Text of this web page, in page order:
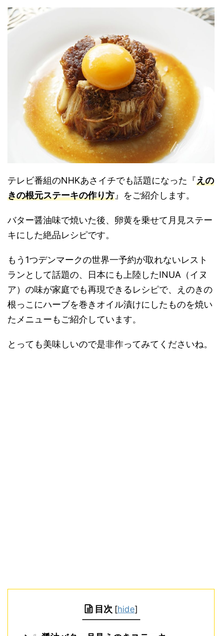
テレビ番組のNHKあさイチでも話題になった『えの
きの根元ステーキの作り方 』をご紹介します。
バター醤油味で焼いた後、卵黄を乗せて月見ステー
キにした絶品レシピです。
もう1つデンマークの世界一予約が取れないレスト
ランとして話題の、日本にも上陸したINUA（イヌ
ア）の味が家庭でも再現できるレシピで、えのきの
根っこにハーブを巻きオイル漬けにしたものを焼い
たメニューもご紹介しています。
とっても美味しいので是非作ってみてくださいね。
目次 [hide]